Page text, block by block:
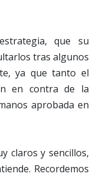
que su
tras algunos
ya que tanto el
en contra de la
aprobada en
claros y sencillos,
Recordemos